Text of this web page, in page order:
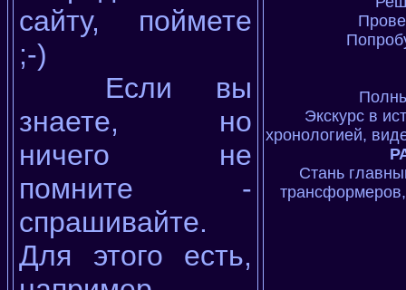
Экскурс в
хронологией,
Стань
сайту, поймете
;-)
Если вы
знаете, но
ничего не
помните -
спрашивайте.
Для этого есть,